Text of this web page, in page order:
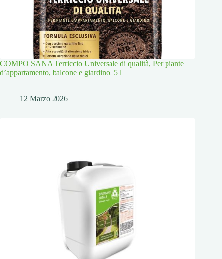
COMPO SANA Terriccio Universale di qualità, Per piante
d’appartamento, balcone e giardino, 5 l
12 Marzo 2026